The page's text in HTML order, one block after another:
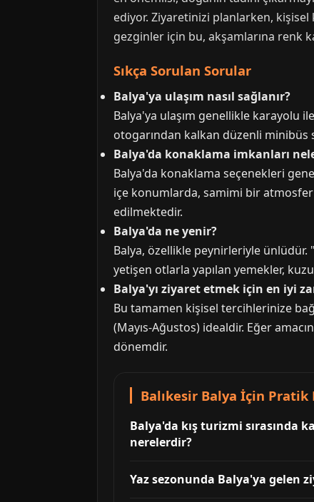
ediyor. Ziyaretinizi planlarken,
gezginler için bu, akşamlarına renk
Sıkça Sorulan Sorular
Balya'ya ulaşım nasıl sağlanır?
Balya'ya ulaşım genellikle karayolu
otogarından kalkan düzenli minibüs
Balya'da konaklama imkanları
Balya'da konaklama seçenekleri
içe konumlarda, samimi bir
edilmektedir.
Balya'da ne yenir?
Balya, özellikle peynirleriyle
yetişen otlarla yapılan yemekler,
Balya'yı ziyaret etmek için en iyi
Bu tamamen kişisel tercihlerinize
(Mayıs-Ağustos) idealdir. Eğer
dönemdir.
Balıkesir Balya İçin Pratik
Balya'da kış turizmi sırasında
nerelerdir?
Yaz sezonunda Balya'ya gelen